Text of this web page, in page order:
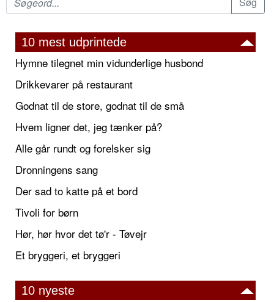
10 mest udprintede
Hymne tilegnet min vidunderlige husbond
Drikkevarer på restaurant
Godnat til de store, godnat til de små
Hvem ligner det, jeg tænker på?
Alle går rundt og forelsker sig
Dronningens sang
Der sad to katte på et bord
Tivoli for børn
Hør, hør hvor det tø'r - Tøvejr
Et bryggeri, et bryggeri
10 nyeste